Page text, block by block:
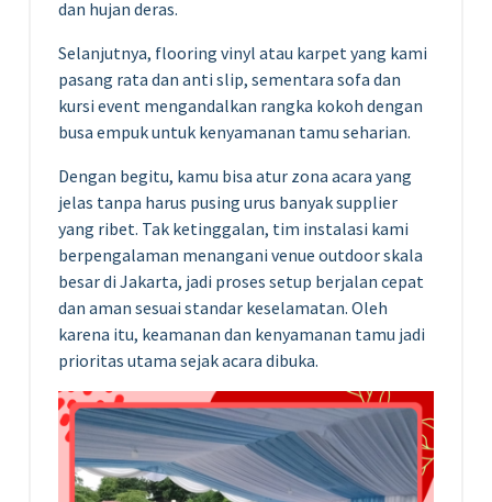
dan hujan deras.
Selanjutnya, flooring vinyl atau karpet yang kami
pasang rata dan anti slip, sementara sofa dan
kursi event mengandalkan rangka kokoh dengan
busa empuk untuk kenyamanan tamu seharian.
Dengan begitu, kamu bisa atur zona acara yang
jelas tanpa harus pusing urus banyak supplier
yang ribet. Tak ketinggalan, tim instalasi kami
berpengalaman menangani venue outdoor skala
besar di Jakarta, jadi proses setup berjalan cepat
dan aman sesuai standar keselamatan. Oleh
karena itu, keamanan dan kenyamanan tamu jadi
prioritas utama sejak acara dibuka.